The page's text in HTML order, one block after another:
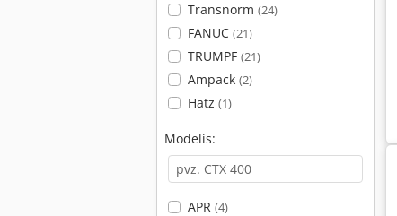
Transnorm (24)
FANUC (21)
TRUMPF (21)
Ampack (2)
Hatz (1)
Modelis:
APR (4)